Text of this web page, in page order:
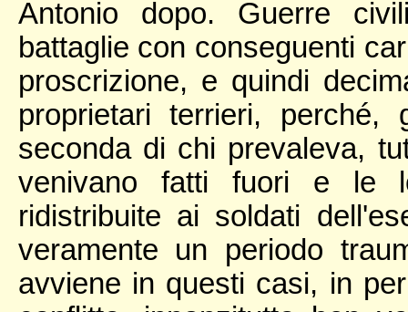
Antonio dopo. Guerre
battaglie con conseguenti
proscrizione, e quindi
proprietari terrieri,
seconda di chi prevaleva,
venivano fatti fuori e le
ridistribuite ai soldati
veramente un periodo
avviene in questi casi, in